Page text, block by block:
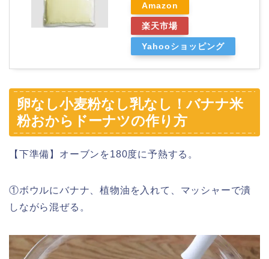
Amazon
楽天市場
Yahooショッピング
卵なし小麦粉なし乳なし！バナナ米
粉おからドーナツの作り方
【下準備】オーブンを180度に予熱する。
①ボウルにバナナ、植物油を入れて、マッシャーで潰
しながら混ぜる。